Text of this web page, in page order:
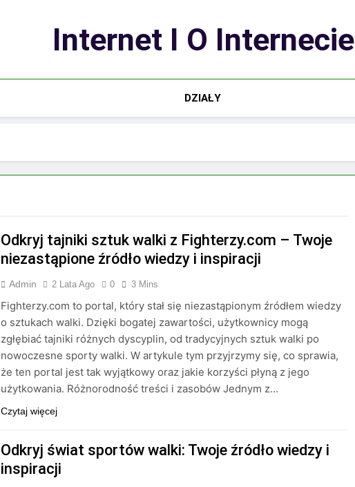
Internet I O Internecie
DZIAŁY
Odkryj tajniki sztuk walki z Fighterzy.com – Twoje
niezastąpione źródło wiedzy i inspiracji
Admin 2 Lata Ago 0 3 Mins
Fighterzy.com to portal, który stał się niezastąpionym źródłem wiedzy
o sztukach walki. Dzięki bogatej zawartości, użytkownicy mogą
zgłębiać tajniki różnych dyscyplin, od tradycyjnych sztuk walki po
nowoczesne sporty walki. W artykule tym przyjrzymy się, co sprawia,
że ten portal jest tak wyjątkowy oraz jakie korzyści płyną z jego
użytkowania. Różnorodność treści i zasobów Jednym z…
Czytaj więcej
Odkryj świat sportów walki: Twoje źródło wiedzy i
inspiracji